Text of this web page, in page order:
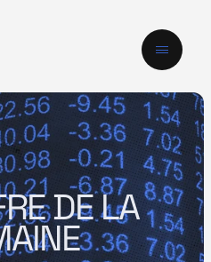
DE LA